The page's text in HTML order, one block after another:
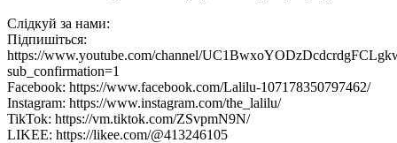
Слідкуй за нами:
Підпишіться:
https://www.youtube.com/channel/
sub_confirmation=1
Facebook: https://www.facebook.com/Lalilu-107178350797462/
Instagram: https://www.instagram.com/the_lalilu/
TikTok: https://vm.tiktok.com/ZSvpmN9N/
LIKEE: https://likee.com/@413246105